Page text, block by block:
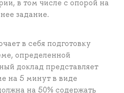
в том числе с опорой на
задание.
в себя подготовку
определенной
доклад представляет
на 5 минут в виде
на 50% содержать